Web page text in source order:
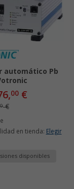
automático Pb
00 €
€
en tienda: Elegir
disponibles